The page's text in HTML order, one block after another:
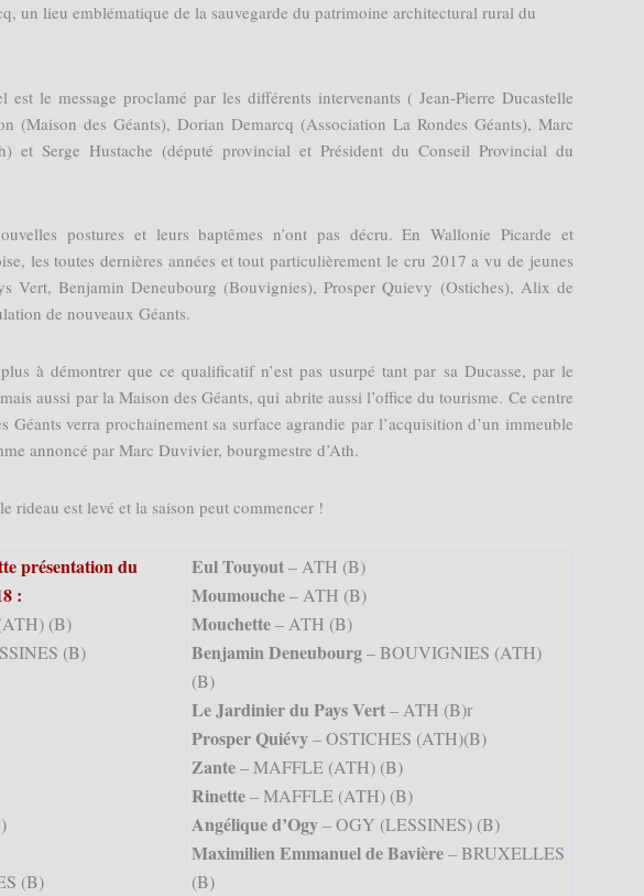
un lieu emblématique de la sauvegarde du patrimoine architectural rural du
est le message proclamé par les différents intervenants ( Jean-Pierre Ducastelle
(Maison des Géants), Dorian Demarcq (Association La Rondes Géants), Marc
et Serge Hustache (député provincial et Président du Conseil Provincial du
postures et leurs baptêmes n’ont pas décru. En Wallonie Picarde et
les toutes dernières années et tout particulièrement le cru 2017 a vu de jeunes
Vert, Benjamin Deneubourg (Bouvignies), Prosper Quievy (Ostiches), Alix de
de nouveaux Géants.
à démontrer que ce qualificatif n’est pas usurpé tant par sa Ducasse, par le
aussi par la Maison des Géants, qui abrite aussi l’office du tourisme. Ce centre
Géants verra prochainement sa surface agrandie par l’acquisition d’un immeuble
annoncé par Marc Duvivier, bourgmestre d’Ath.
rideau est levé et la saison peut commencer !
présentation du
:
(B)
(B)
(B)
Eul Touyout– ATH (B)
Moumouche– ATH (B)
Mouchette– ATH (B)
Benjamin Deneubourg– BOUVIGNIES (ATH)
(B)
Le Jardinier du Pays Vert– ATH (B)r
Prosper Quiévy– OSTICHES (ATH)(B)
Zante– MAFFLE (ATH) (B)
Rinette– MAFFLE (ATH) (B)
Angélique d’Ogy– OGY (LESSINES) (B)
Maximilien Emmanuel de Bavière– BRUXELLES
(B)